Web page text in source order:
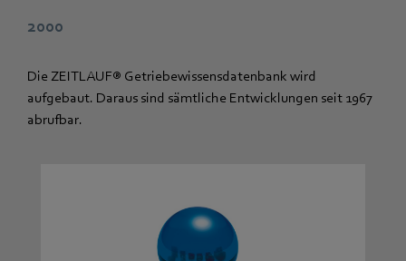
2000
Die ZEITLAUF® Getriebewissensdatenbank wird
aufgebaut. Daraus sind sämtliche Entwicklungen seit 1967
abrufbar.